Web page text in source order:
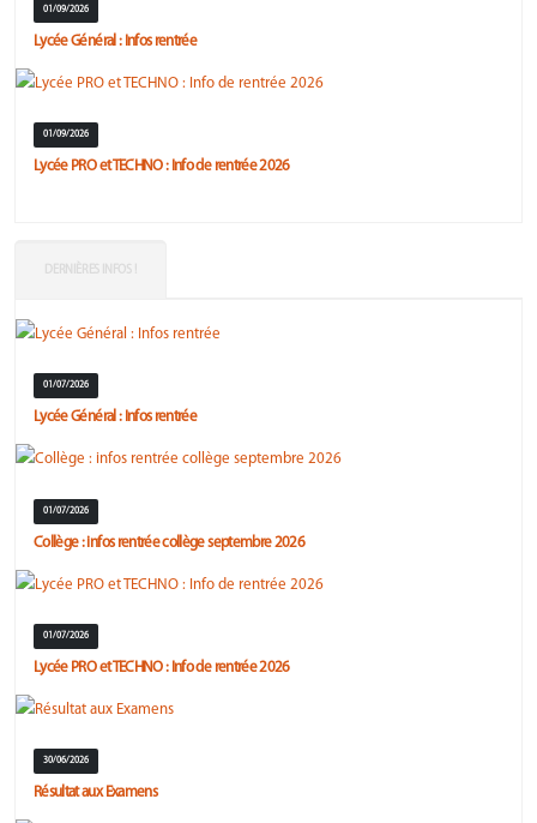
01/09/2026
Lycée Général : Infos rentrée
01/09/2026
Lycée PRO et TECHNO : Info de rentrée 2026
DERNIÈRES INFOS !
01/07/2026
Lycée Général : Infos rentrée
01/07/2026
Collège : infos rentrée collège septembre 2026
01/07/2026
Lycée PRO et TECHNO : Info de rentrée 2026
30/06/2026
Résultat aux Examens